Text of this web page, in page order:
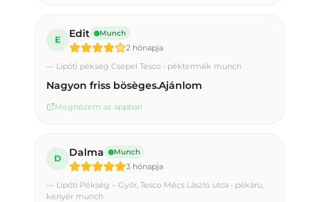
E Edit Munch
2 hónapja
— Lipóti pékség Csepel Tesco • péktermék munch
Nagyon friss bösèges.Ajánlom
Megnézem az appban
D Dalma Munch
3 hónapja
— Lipóti Pékség – Győr, Tesco Mécs László utca • pékáru,
kenyér munch